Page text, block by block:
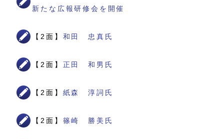
新たな広報研修会を開催
【2面】 和田 忠真氏
【2面】 正田 和男氏
【2面】 紙森 淳詞氏
【2面】 篠崎 勝美氏